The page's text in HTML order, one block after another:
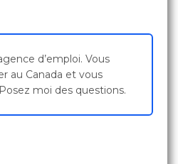
d’emploi. Vous
au Canada et vous
moi des questions.